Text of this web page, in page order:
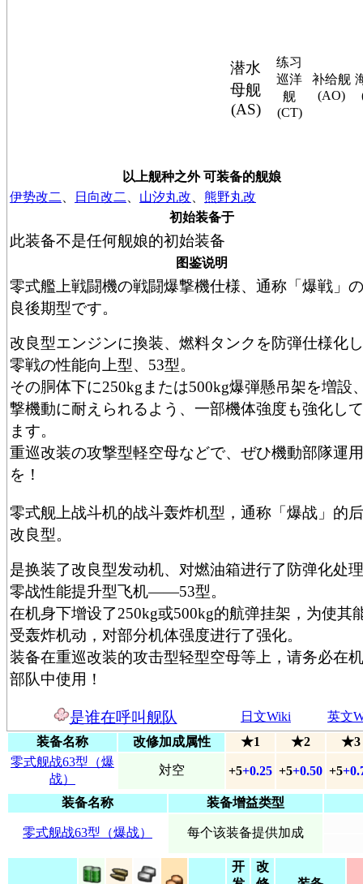
潜水
母舰
(AS)
练习
巡洋
舰
(CT)
补给舰
(AO)
以上舰种之外 可装备的舰娘
伊势改二
日向改二 山汐丸改
熊野丸改
初始装备于
此装备不是任何舰娘的初始装备
图鉴说明
零式艦上戦闘機の戦闘爆撃機仕様、通称「爆戦」
良後期型です。
改良型エンジンに換装、燃料タンクを防弾仕様化
零戦の性能向上型、53型。
その胴体下に250kgまたは500kg爆弾懸吊架を増設
撃機動に耐えられるよう、一部機体強度も強化し
ます。
重巡改装の攻撃型軽空母などで、ぜひ機動部隊運用
を！
零式舰上战斗机的战斗轰炸机型，通称「爆战」的
改良型。
是换装了改良型发动机、对燃油箱进行了防弹化处
零战性能提升型飞机——53型。
在机身下增设了250kg或500kg的航弹挂架，为使其
受轰炸机动，对部分机体强度进行了强化。
装备在重巡改装的攻击型轻型空母等上，请务必在
部队中使用！
是谁在呼叫舰队 日文Wiki
英文
装备名称
改修加成属性 ★1 ★2
★3
零式舰战63型（爆
战）
対空 +5+0.25 +5+0.50 +5
装备名称 装备增益类型
零式舰战63型（爆战） 每个该装备提供加成
开
改